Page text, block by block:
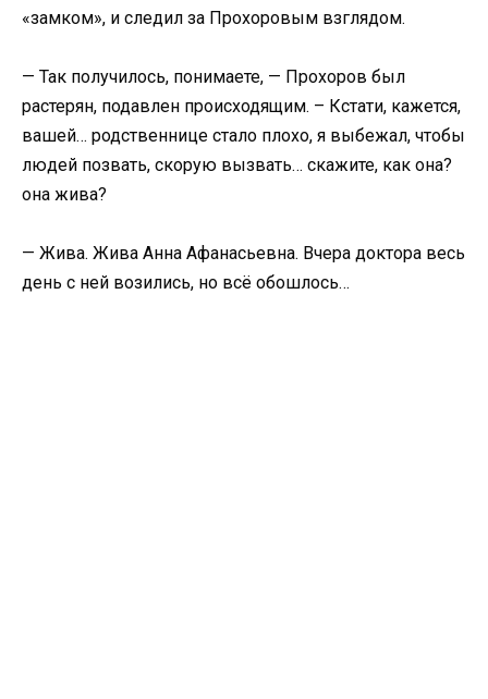
«замком», и следил за Прохоровым взглядом.
— Так получилось, понимаете, — Прохоров был
растерян, подавлен происходящим. – Кстати, кажется,
вашей… родственнице стало плохо, я выбежал, чтобы
людей позвать, скорую вызвать… скажите, как она?
она жива?
— Жива. Жива Анна Афанасьевна. Вчера доктора весь
день с ней возились, но всё обошлось…